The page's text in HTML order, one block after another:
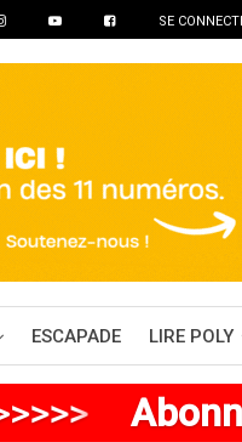
SE
ESCAPADE LIRE POLY
>>>>>